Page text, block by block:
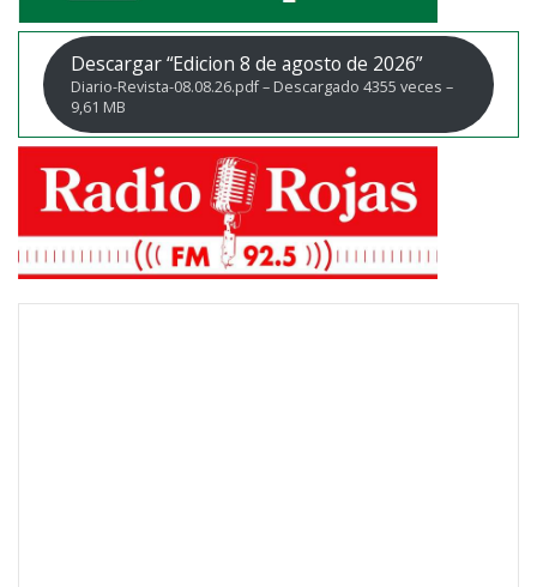
Descargar “Edicion 8 de agosto de 2026”
Diario-Revista-08.08.26.pdf – Descargado 4355 veces –
9,61 MB